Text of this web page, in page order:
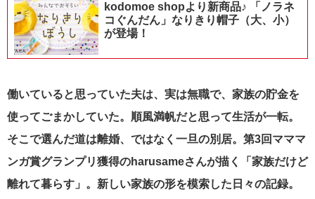
kodomoe shopより新商品♪ 「ノラネ
コぐんだん」なりきり帽子（大、小）
が登場！
働いていると思っていた夫は、実は無職で、家族の貯金を
使ってごまかしていた。順風満帆だと思って生活が一転。
そこで選んだ道は離婚、ではなく一旦の別居。第3回マママ
ンガ賞グランプリ獲得のharusameさんが描く「家族だけど
離れて暮らす」。新しい家族の形を模索した日々の記録。